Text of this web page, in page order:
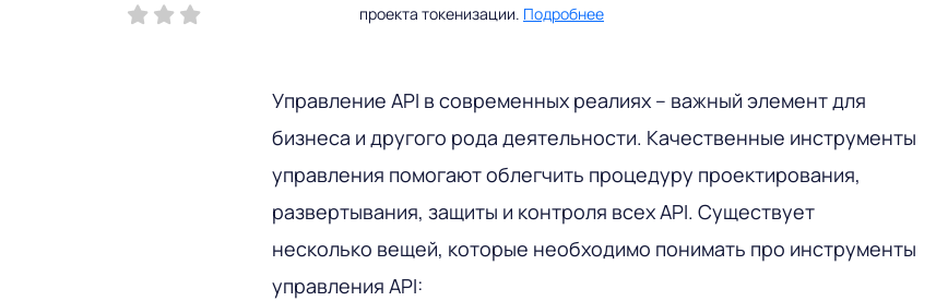
проекта токенизации. Подробнее
Управление API в современных реалиях – важный элемент для
бизнеса и другого рода деятельности. Качественные инструменты
управления помогают облегчить процедуру проектирования,
развертывания, защиты и контроля всех API. Существует
несколько вещей, которые необходимо понимать про инструменты
управления API: